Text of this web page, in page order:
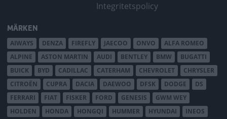
Integritetspolicy
MÄRKEN
AIWAYS DENZA FIREFLY JAECOO ONVO
ALFA ROMEO
ALPINE
ASTON MARTIN AUDI BENTLEY BMW
BUGATTI
BUICK
BYD CADILLAC CATERHAM CHEVROLET
CHRYSLER
CITROËN
CUPRA DACIA DAEWOO DFSK DODGE
DS
FERRARI
FIAT FISKER FORD GENESIS
GWM WEY
HOLDEN
HONDA HONGQI HUMMER HYUNDAI
INEOS